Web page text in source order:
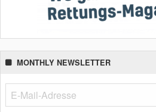
MONTHLY NEWSLETTER